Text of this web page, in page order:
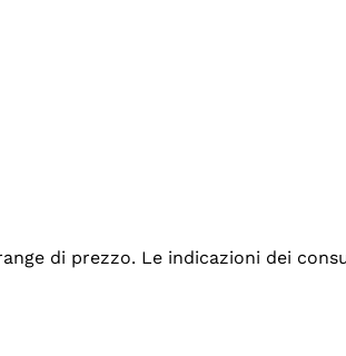
di prezzo. Le indicazioni dei